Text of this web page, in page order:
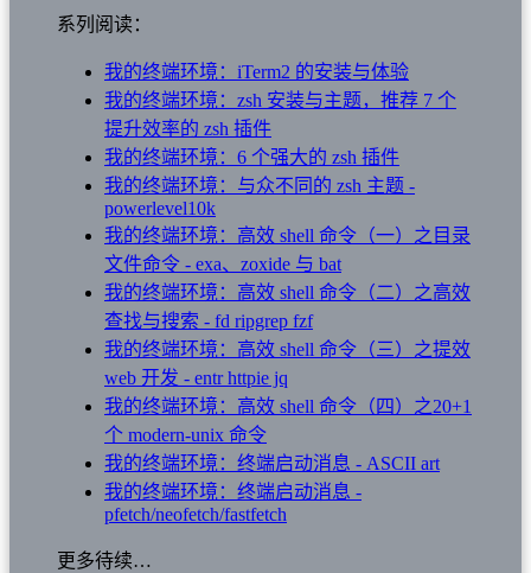
系列阅读：
我的终端环境：iTerm2 的安装与体验
我的终端环境：zsh 安装与主题，推荐 7 个
提升效率的 zsh 插件
我的终端环境：6 个强大的 zsh 插件
我的终端环境：与众不同的 zsh 主题 -
powerlevel10k
我的终端环境：高效 shell 命令（一）之目录
文件命令 - exa、zoxide 与 bat
我的终端环境：高效 shell 命令（二）之高效
查找与搜索 - fd ripgrep fzf
我的终端环境：高效 shell 命令（三）之提效
web 开发 - entr httpie jq
我的终端环境：高效 shell 命令（四）之20+1
个 modern-unix 命令
我的终端环境：终端启动消息 - ASCII art
我的终端环境：终端启动消息 -
pfetch/neofetch/fastfetch
更多待续…